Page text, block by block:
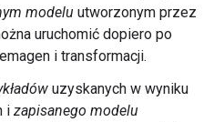
modelu utworzonym przez
uruchomić dopiero po
i transformacji.
uzyskanych w wyniku
i zapisanego modelu